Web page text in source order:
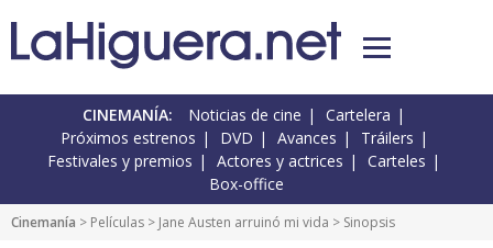
CINEMANÍA: Noticias de cine
Cartelera
Próximos estrenos
DVD Avances
Tráilers
Festivales y premios
Actores y actrices
Carteles
Box-office
Cinemanía > Películas > Jane Austen arruinó mi vida > Sinopsis